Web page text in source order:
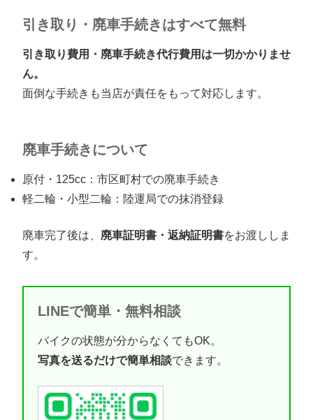
引き取り・廃車手続きはすべて無料
引き取り費用・廃車手続き代行費用は一切かかりませ
ん。
面倒な手続きも当店が責任をもって対応します。
廃車手続きについて
原付・125cc：市区町村での廃車手続き
軽二輪・小型二輪：陸運局での抹消登録
廃車完了後は、 廃車証明書・返納証明書をお渡ししま
す。
LINEで簡単・無料相談
バイクの状態が分からなくてもOK。
写真を送るだけで簡単相談できます。